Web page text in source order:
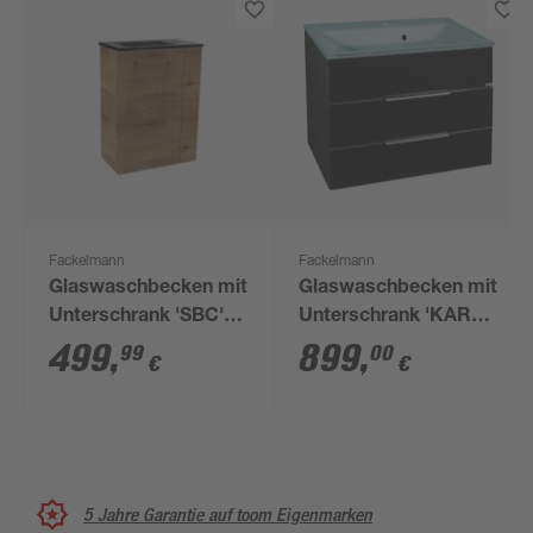
Fackelmann
Glaswaschbecken mit
Unterschrank 'SBC'
Hahnloch rechts
grau/Eichefarben 45 x
499,99 €
Fackelmann
Glaswaschbecken mit
Unterschrank 'KARA'
mintgrün/anthrazit 80
x 60,2 x 50,1 cm
899,00 €
5 Jahre Garantie auf toom Eigenmarken